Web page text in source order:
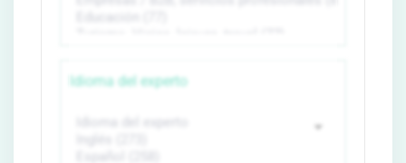
Idioma del experto